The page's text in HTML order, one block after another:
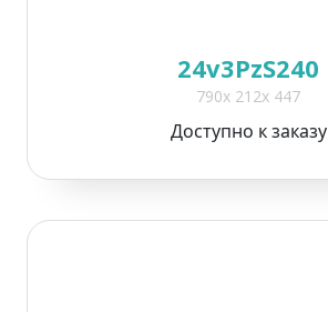
24v3PzS240
790x 212x 447
Доступно к заказу